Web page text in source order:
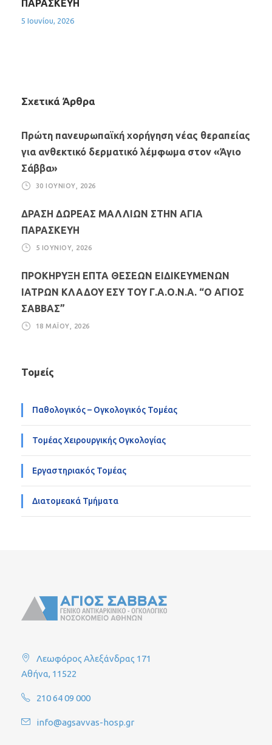
ΠΑΡΑΣΚΕΥΗ
5 Ιουνίου, 2026
Σχετικά Άρθρα
Πρώτη πανευρωπαϊκή χορήγηση νέας θεραπείας
για ανθεκτικό δερματικό λέμφωμα στον «Άγιο
Σάββα»
30 ΙΟΥΝΊΟΥ, 2026
ΔΡΑΣΗ ΔΩΡΕΑΣ ΜΑΛΛΙΩΝ ΣΤΗΝ ΑΓΙΑ
ΠΑΡΑΣΚΕΥΗ
5 ΙΟΥΝΊΟΥ, 2026
ΠΡΟΚΗΡΥΞΗ ΕΠΤΑ ΘΕΣΕΩΝ ΕΙΔΙΚΕΥΜΕΝΩΝ
ΙΑΤΡΩΝ ΚΛΑΔΟΥ ΕΣΥ ΤΟΥ Γ.Α.Ο.Ν.Α. “Ο ΑΓΙΟΣ
ΣΑΒΒΑΣ”
18 ΜΑΪ́ΟΥ, 2026
Τομείς
Παθολογικός – Ογκολογικός Τομέας
Τομέας Χειρουργικής Ογκολογίας
Εργαστηριακός Τομέας
Διατομεακά Τμήματα
Λεωφόρος Αλεξάνδρας 171
Αθήνα, 11522
210 64 09 000
info@agsavvas-hosp.gr